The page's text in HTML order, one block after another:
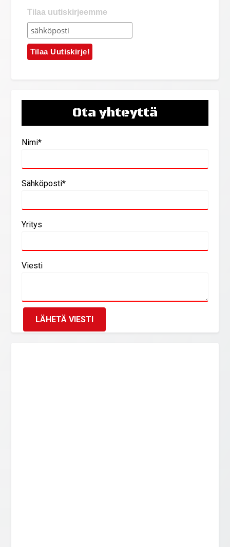
Tilaa uutiskirjeemme
Ota yhteyttä
Nimi*
Sähköposti*
Yritys
Viesti